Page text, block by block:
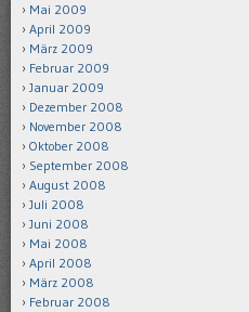
Mai 2009
April 2009
März 2009
Februar 2009
Januar 2009
Dezember 2008
November 2008
Oktober 2008
September 2008
August 2008
Juli 2008
Juni 2008
Mai 2008
April 2008
März 2008
Februar 2008